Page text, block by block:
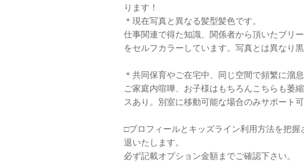
ります！
＊現在写真と異なる髪型髪色です。
仕事関連で得た知識、関係者から頂いたブリ
をセルフカラーしています。写真とは異なり
＊共同保育やご在宅中、同じ空間で頻繁に溜
ご家庭内喧嘩、お子様はもちろんこちらも萎
スあり。別室に移動可能な場合のみサポート可
□︎プロフィールとキッズライン利用方法を把
退いたします。
必ず記載オプション金額までご確認下さい。